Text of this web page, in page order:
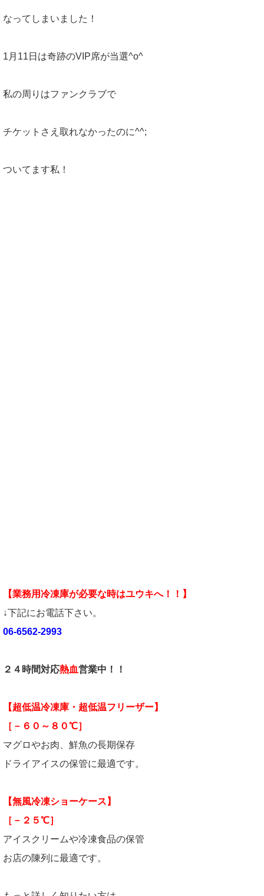
なってしまいました！
1月11日は奇跡のVIP席が当選^o^
私の周りはファンクラブで
チケットさえ取れなかったのに^^;
ついてます私！
【業務用冷凍庫が必要な時はユウキへ！！】
↓下記にお電話下さい。
06-6562-2993
２４時間対応熱血営業中！！
【超低温冷凍庫・超低温フリーザー】
［－６０～８０℃］
マグロやお肉、鮮魚の長期保存
ドライアイスの保管に最適です。
【無風冷凍ショーケース】
［－２５℃］
アイスクリームや冷凍食品の保管
お店の陳列に最適です。